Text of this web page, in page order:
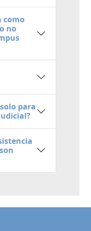
como
no
para